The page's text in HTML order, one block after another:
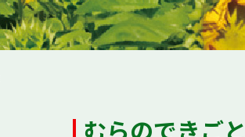
むらのできごと